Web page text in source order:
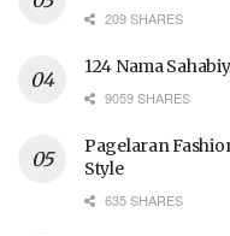
209 SHARES
124 Nama
9059 SHARES
Pagelaran
Style
635 SHARES